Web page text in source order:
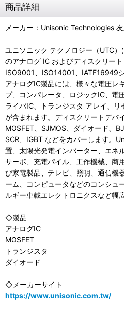
商品詳細
メーカー：Unisonic Technologies
ユニソニック テクノロジー（UTC
のアナログ IC およびディスクリート
ISO9001、ISO14001、IATF16949
アナログIC製品には、様々な電圧レ
プ、コンパレータ、ロジックIC、電
ライバIC、トランジスタ アレイ、
が含まれます。ディスクリートデバ
MOSFET、SJMOS、ダイオード、
SCR、IGBT などをカバーします。
置、太陽光発電インバーター、エネ
サーボ、充電パイル、工作機械、商
び家電製品、テレビ、照明、通信機
ーム、コンピュータなどのコンシュ
ルギー車載エレクトロニクスなど幅
◇製品
アナログIC
MOSFET
トランジスタ
ダイオード
◇メーカーサイト
https://www.unisonic.com.tw/